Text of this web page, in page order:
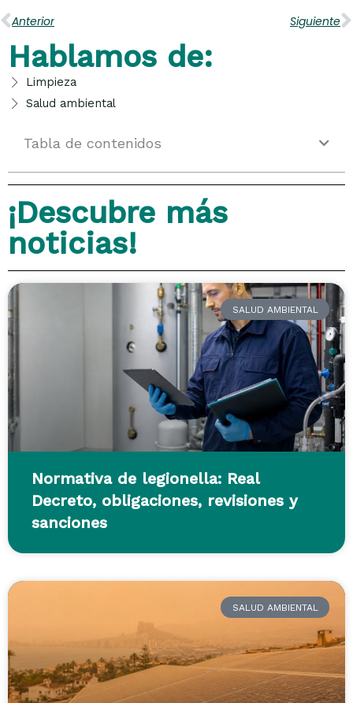
Anterior Siguiente
Hablamos de:
Limpieza
Salud ambiental
Tabla de contenidos
¡Descubre más
noticias!
SALUD AMBIENTAL
Normativa de legionella: Real
Decreto, obligaciones, revisiones y
sanciones
SALUD AMBIENTAL